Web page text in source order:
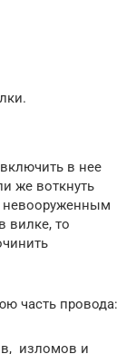
в нее
же воткнуть
невооруженным
вилке, то
часть провода:
изломов и